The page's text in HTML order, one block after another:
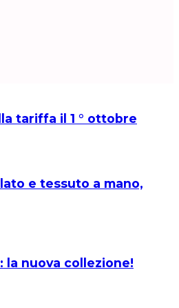
tariffa il 1 ° ottobre
e tessuto a mano,
la nuova collezione!